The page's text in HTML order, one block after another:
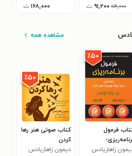
۱۱۴,۰۰۰ ۹۱,۲۰۰ ت ۱۶۸,۰۰۰ ت
مشاهده همه
٪۵۰
فرمول
برای ایجاد
زاهاریادس
٪۵۰
کتاب صوتی هنر رها
کردن
دیمون زاهاریادس